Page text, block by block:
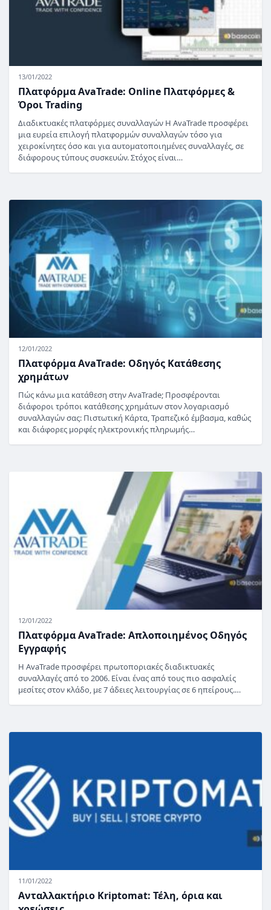
13/01/2022
Πλατφόρμα AvaTrade: Online Πλατφόρμες &
Όροι Trading
Διαδικτυακές πλατφόρμες συναλλαγών H AvaTrade προσφέρει
μια ευρεία επιλογή πλατφορμών συναλλαγών τόσο για
χειροκίνητες όσο και για αυτοματοποιημένες συναλλαγές, σε
διάφορους τύπους συσκευών. Στόχος είναι…
12/01/2022
Πλατφόρμα AvaTrade: Οδηγός Κατάθεσης
χρημάτων
Πώς κάνω μια κατάθεση στην AvaTrade; Προσφέρονται
διάφοροι τρόποι κατάθεσης χρημάτων στον λογαριασμό
συναλλαγών σας: Πιστωτική Κάρτα, Τραπεζικό έμβασμα, καθώς
και διάφορες μορφές ηλεκτρονικής πληρωμής…
12/01/2022
Πλατφόρμα AvaTrade: Απλοποιημένος Οδηγός
Εγγραφής
Η AvaTrade προσφέρει πρωτοποριακές διαδικτυακές
συναλλαγές από το 2006. Είναι ένας από τους πιο ασφαλείς
μεσίτες στον κλάδο, με 7 άδειες λειτουργίας σε 6 ηπείρους.…
11/01/2022
Ανταλλακτήριο Kriptomat: Τέλη, όρια και